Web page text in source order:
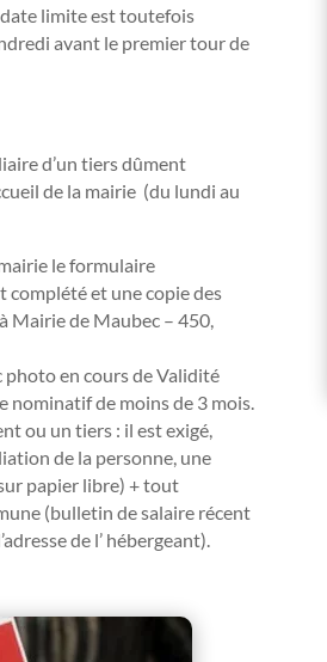
date limite est toutefois
avant le premier tour de
d’un tiers dûment
de la mairie (du lundi au
le formulaire
et une copie des
Mairie de Maubec – 450,
photo en cours de Validité
de moins de 3 mois.
ou un tiers : il est exigé,
de la personne, une
papier libre) + tout
(bulletin de salaire récent
de l’ hébergeant).